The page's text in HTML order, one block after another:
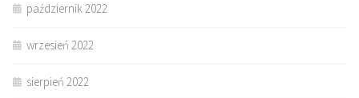
październik 2022
wrzesień 2022
sierpień 2022